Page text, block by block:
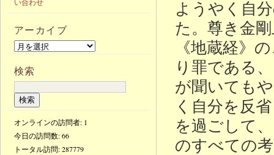
ようやく自
た。尊き金
《地蔵経》
り罪である
が聞いても
く自分を反
を過ごして
のすべての
アーカイブ
検索
オンラインの訪問者: 1
今日の訪問数:66
トータル訪問:287779